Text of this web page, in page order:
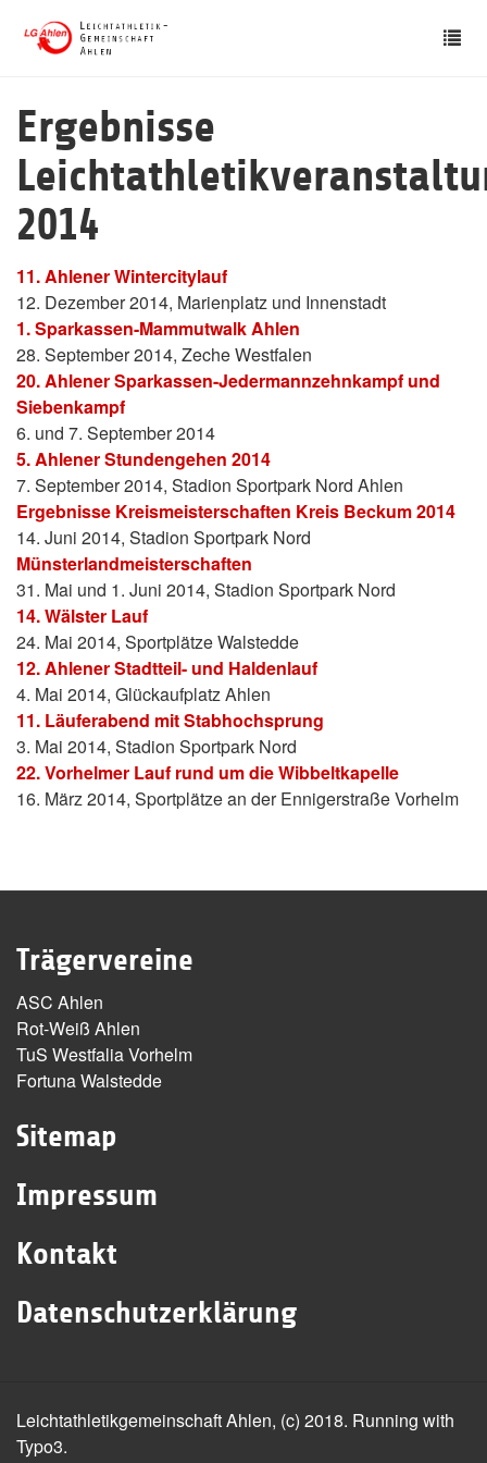
Ergebnisse
2014
11. Ahlener Wintercitylauf
12. Dezember 2014, Marienplatz und Innenstadt
1. Sparkassen-Mammutwalk Ahlen
28. September 2014, Zeche Westfalen
20. Ahlener Sparkassen-Jedermannzehnkampf und
Siebenkampf
6. und 7. September 2014
5. Ahlener Stundengehen 2014
7. September 2014, Stadion Sportpark Nord Ahlen
Ergebnisse Kreismeisterschaften Kreis Beckum 2014
14. Juni 2014, Stadion Sportpark Nord
Münsterlandmeisterschaften
31. Mai und 1. Juni 2014, Stadion Sportpark Nord
14. Wälster Lauf
24. Mai 2014, Sportplätze Walstedde
12. Ahlener Stadtteil- und Haldenlauf
4. Mai 2014, Glückaufplatz Ahlen
11. Läuferabend mit Stabhochsprung
3. Mai 2014, Stadion Sportpark Nord
22. Vorhelmer Lauf rund um die Wibbeltkapelle
16. März 2014, Sportplätze an der Ennigerstraße Vorhelm
Trägervereine
ASC Ahlen
Rot-Weiß Ahlen
TuS Westfalia Vorhelm
Fortuna Walstedde
Sitemap
Impressum
Kontakt
Datenschutzerklärung
Leichtathletikgemeinschaft Ahlen, (c) 2018. Running with
Typo3.